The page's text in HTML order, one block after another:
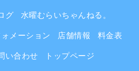
グ 水曜むらいちゃんねる。
メーション 店舗情報 料金表
い合わせ トップページ